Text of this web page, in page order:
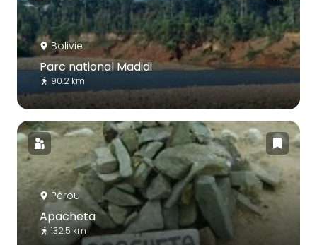
Bolivie
Parc national Madidi
90.2 km
Pérou
Apacheta
132.5 km